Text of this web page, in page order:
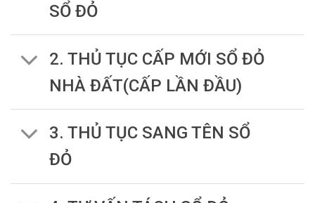
SỔ ĐỎ
2. THỦ TỤC CẤP MỚI SỔ ĐỎ
NHÀ ĐẤT(CẤP LẦN ĐẦU)
3. THỦ TỤC SANG TÊN SỔ
ĐỎ